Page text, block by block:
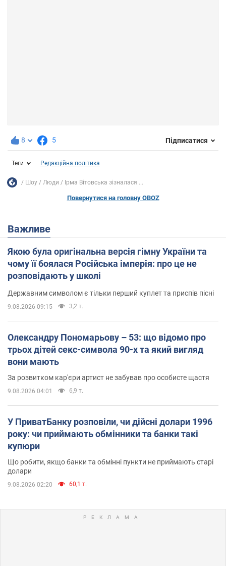
8 5 Підписатися
Теги Редакційна політика
Шоу Люди Ірма Вітовська зізналася ...
Повернутися на головну OBOZ
Важливе
Якою була оригінальна версія гімну України та
чому її боялася Російська імперія: про це не
розповідають у школі
Державним символом є тільки перший куплет та приспів пісні
9.08.2026 09:15 3,2 т.
Олександру Пономарьову – 53: що відомо про
трьох дітей секс-символа 90-х та який вигляд
вони мають
За розвитком кар'єри артист не забував про особисте щастя
9.08.2026 04:01 6,9 т.
У ПриватБанку розповіли, чи дійсні долари 1996
року: чи приймають обмінники та банки такі
купюри
Що робити, якщо банки та обмінні пункти не приймають старі
долари
9.08.2026 02:20 60,1 т.